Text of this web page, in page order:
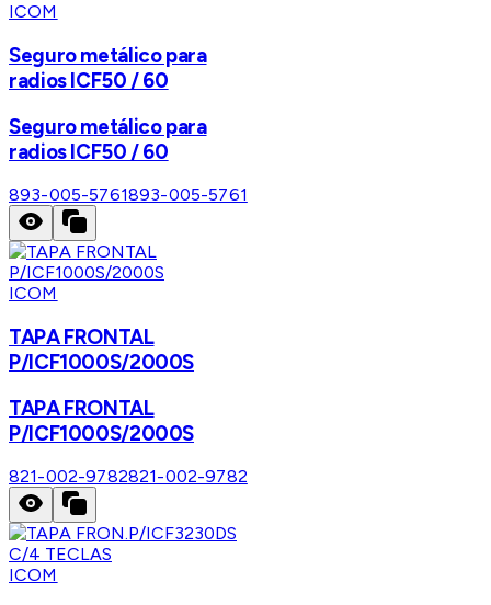
ICOM
Seguro metálico para
radios ICF50 / 60
Seguro metálico para
radios ICF50 / 60
893-005-5761893-005-5761
ICOM
TAPA FRONTAL
P/ICF1000S/2000S
TAPA FRONTAL
P/ICF1000S/2000S
821-002-9782821-002-9782
ICOM